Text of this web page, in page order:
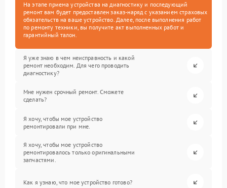
На этапе приема устройства на диагностику и последующий
ремонт вам будет предоставлен заказ-наряд с указанием страховых
обязательств на ваше устройство. Далее, после выполнения работ
по ремонту техники, вы получите акт выполненных работ и
гарантийный талон.
Я уже знаю в чем неисправность и какой
ремонт необходим. Для чего проводить
диагностику?
Мне нужен срочный ремонт. Сможете
сделать?
Я хочу, чтобы мое устройство
ремонтировали при мне.
Я хочу, чтобы мое устройство
ремонтировалось только оригинальными
запчастями.
Как я узнаю, что мое устройство готово?